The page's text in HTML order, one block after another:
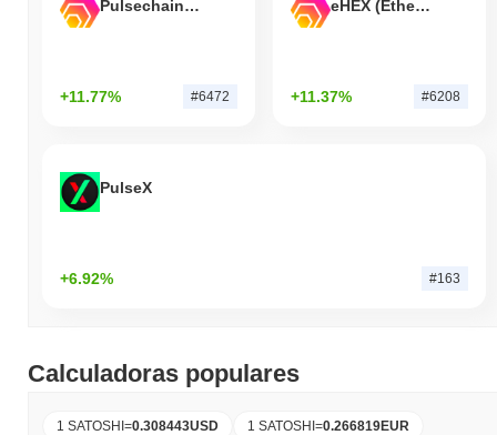
Pulsechain Bridged HEX (Pulsechain)
+11.77% #6472
eHEX (Ethereum)
+11.37% #6208
PulseX
+6.92% #163
Calculadoras populares
1 SATOSHI=0.308443USD 1 SATOSHI=0.266819EUR